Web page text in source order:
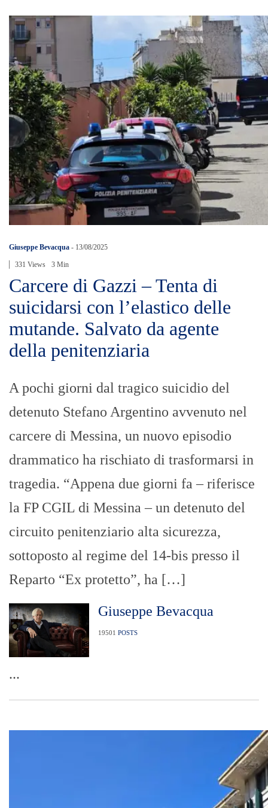
Giuseppe Bevacqua - 13/08/2025
331 Views 3 Min
Carcere di Gazzi – Tenta di
suicidarsi con l’elastico delle
mutande. Salvato da agente
della penitenziaria
A pochi giorni dal tragico suicidio del
detenuto Stefano Argentino avvenuto nel
carcere di Messina, un nuovo episodio
drammatico ha rischiato di trasformarsi in
tragedia. “Appena due giorni fa – riferisce
la FP CGIL di Messina – un detenuto del
circuito penitenziario alta sicurezza,
sottoposto al regime del 14-bis presso il
Reparto “Ex protetto”, ha […]
Giuseppe Bevacqua
19501 POSTS
...